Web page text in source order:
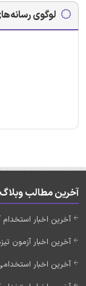
لوگوی
آخرین مطالب وبلاگ
آخرین اخبار استخدام آموزش
آخرین اخبار آزمون
آخرین اخبار استخدامی